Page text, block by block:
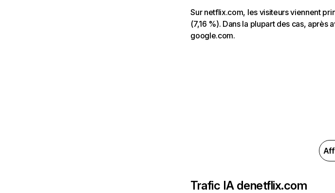
Sur netflix.com, les visiteurs viennent
(7,16 %). Dans la plupart des cas,
google.com.
Trafic IA denetflix.com